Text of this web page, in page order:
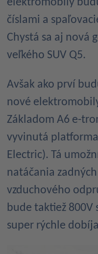
číslami a
Chystá sa aj nová
veľkého SUV Q5.
Avšak ako prví
nové
Základom A6 e-
vyvinutá
Electric). Tá
natáčania
vzduchového
bude taktiež 800V
super rýchle